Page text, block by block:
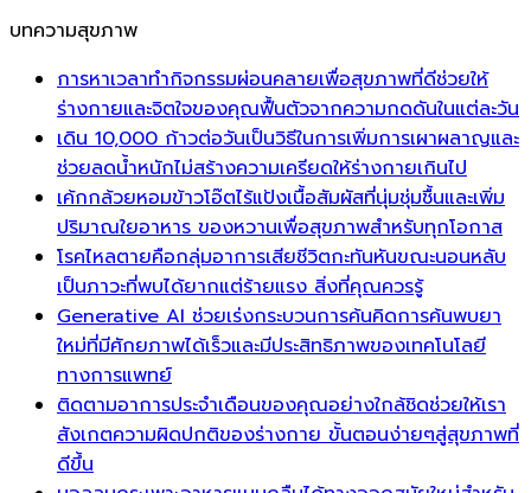
บทความสุขภาพ
การหาเวลาทำกิจกรรมผ่อนคลายเพื่อสุขภาพที่ดีช่วยให้
ร่างกายและจิตใจของคุณฟื้นตัวจากความกดดันในแต่ละวัน
เดิน 10,000 ก้าวต่อวันเป็นวิธีในการเพิ่มการเผาผลาญและ
ช่วยลดน้ำหนักไม่สร้างความเครียดให้ร่างกายเกินไป
เค้กกล้วยหอมข้าวโอ๊ตไร้แป้งเนื้อสัมผัสที่นุ่มชุ่มชื้นและเพิ่ม
ปริมาณใยอาหาร ของหวานเพื่อสุขภาพสำหรับทุกโอกาส
โรคไหลตายคือกลุ่มอาการเสียชีวิตกะทันหันขณะนอนหลับ
เป็นภาวะที่พบได้ยากแต่ร้ายแรง สิ่งที่คุณควรรู้
Generative AI ช่วยเร่งกระบวนการค้นคิดการค้นพบยา
ใหม่ที่มีศักยภาพได้เร็วและมีประสิทธิภาพของเทคโนโลยี
ทางการแพทย์
ติดตามอาการประจำเดือนของคุณอย่างใกล้ชิดช่วยให้เรา
สังเกตความผิดปกติของร่างกาย ขั้นตอนง่ายๆสู่สุขภาพที่
ดีขึ้น